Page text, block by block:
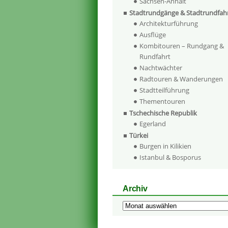
Stadtrundgänge &
Architekturführung
Ausflüge
Kombitouren – Rundgang &
Rundfahrt
Nachtwächter
Radtouren & Wanderungen
Stadtteilführung
Thementouren
Tschechische Republik
Egerland
Türkei
Burgen in Kilikien
Istanbul & Bosporus
Archiv
Archiv